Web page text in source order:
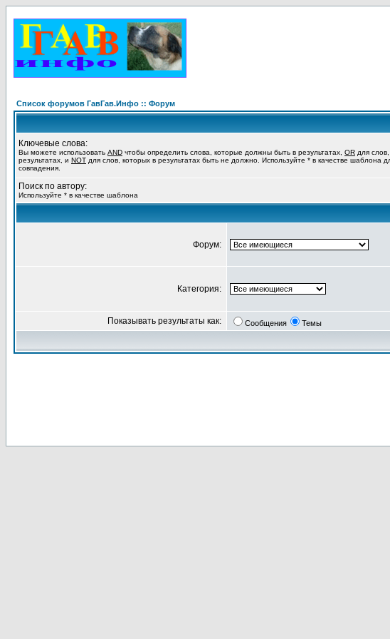
Список форумов ГавГав.Инфо :: Форум
Ключевые слова:
Вы можете использовать AND чтобы определить слова, которые должны быть в результатах, OR для
результатах, и NOT для слов, которых в результатах быть не должно. Используйте * в качестве шаблона
совпадения.
Поиск по автору:
Используйте * в качестве шаблона
Форум:
Категория:
Показывать результаты как: Сообщения Темы